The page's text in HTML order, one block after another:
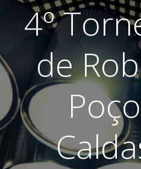
4º
de